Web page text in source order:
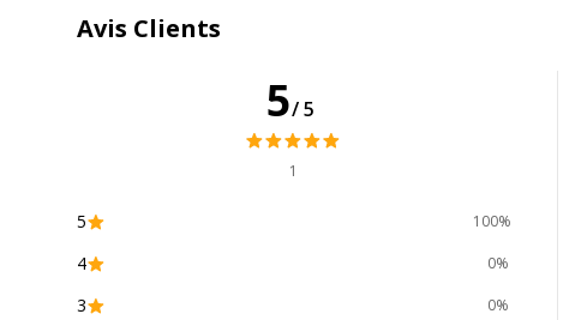
Avis Clients
5/5
1
5 100%
4 0%
3 0%